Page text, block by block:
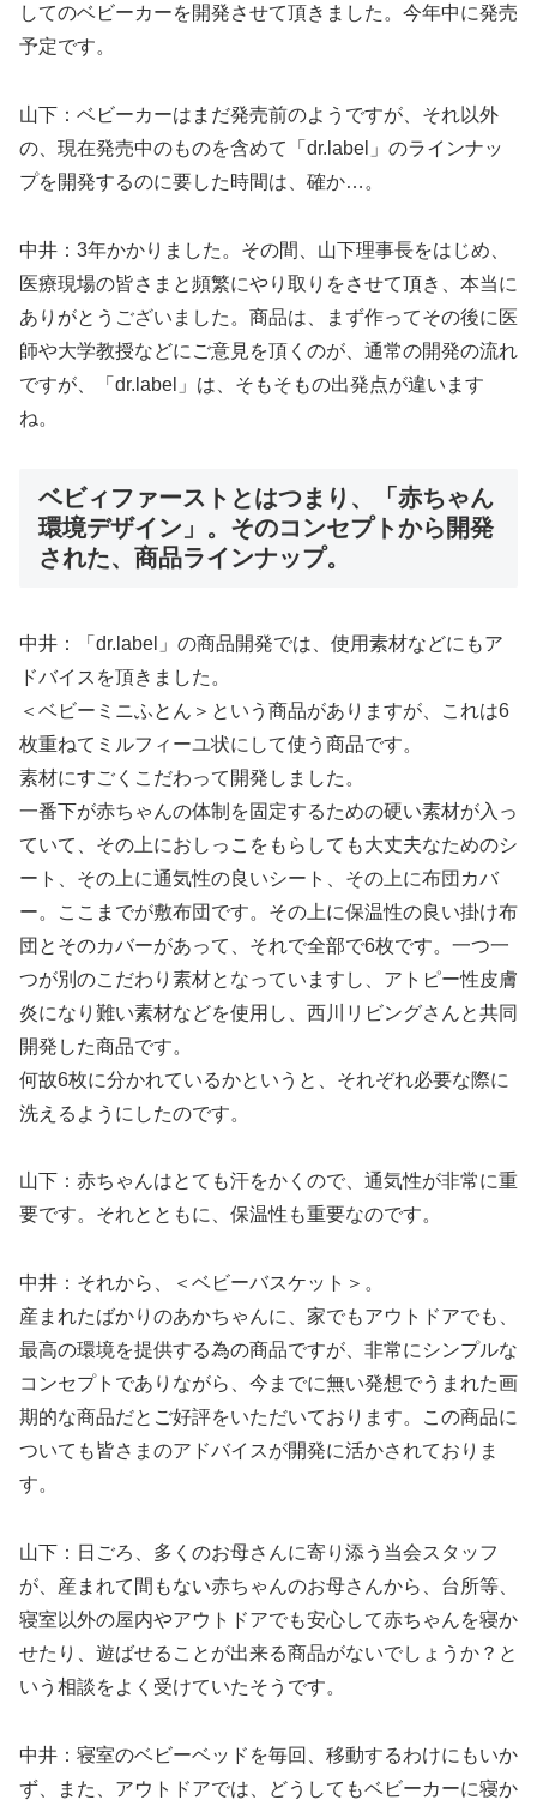
してのベビーカーを開発させて頂きました。今年中に発売
予定です。
山下：ベビーカーはまだ発売前のようですが、それ以外
の、現在発売中のものを含めて「dr.label」のラインナッ
プを開発するのに要した時間は、確か…。
中井：3年かかりました。その間、山下理事長をはじめ、
医療現場の皆さまと頻繁にやり取りをさせて頂き、本当に
ありがとうございました。商品は、まず作ってその後に医
師や大学教授などにご意見を頂くのが、通常の開発の流れ
ですが、「dr.label」は、そもそもの出発点が違います
ね。
ベビィファーストとはつまり、「赤ちゃん
環境デザイン」。そのコンセプトから開発
された、商品ラインナップ。
中井：「dr.label」の商品開発では、使用素材などにもア
ドバイスを頂きました。
＜ベビーミニふとん＞という商品がありますが、これは6
枚重ねてミルフィーユ状にして使う商品です。
素材にすごくこだわって開発しました。
一番下が赤ちゃんの体制を固定するための硬い素材が入っ
ていて、その上におしっこをもらしても大丈夫なためのシ
ート、その上に通気性の良いシート、その上に布団カバ
ー。ここまでが敷布団です。その上に保温性の良い掛け布
団とそのカバーがあって、それで全部で6枚です。一つ一
つが別のこだわり素材となっていますし、アトピー性皮膚
炎になり難い素材などを使用し、西川リビングさんと共同
開発した商品です。
何故6枚に分かれているかというと、それぞれ必要な際に
洗えるようにしたのです。
山下：赤ちゃんはとても汗をかくので、通気性が非常に重
要です。それとともに、保温性も重要なのです。
中井：それから、＜ベビーバスケット＞。
産まれたばかりのあかちゃんに、家でもアウトドアでも、
最高の環境を提供する為の商品ですが、非常にシンプルな
コンセプトでありながら、今までに無い発想でうまれた画
期的な商品だとご好評をいただいております。この商品に
ついても皆さまのアドバイスが開発に活かされておりま
す。
山下：日ごろ、多くのお母さんに寄り添う当会スタッフ
が、産まれて間もない赤ちゃんのお母さんから、台所等、
寝室以外の屋内やアウトドアでも安心して赤ちゃんを寝か
せたり、遊ばせることが出来る商品がないでしょうか？と
いう相談をよく受けていたそうです。
中井：寝室のベビーベッドを毎回、移動するわけにもいか
ず、また、アウトドアでは、どうしてもベビーカーに寝か